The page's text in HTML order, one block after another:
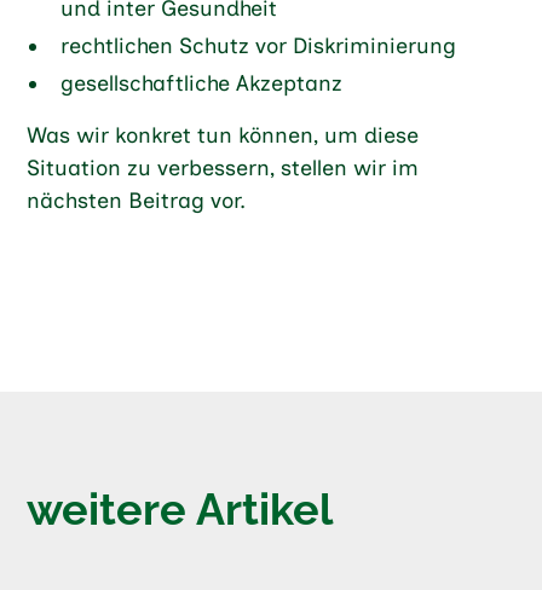
und inter Gesundheit
rechtlichen Schutz vor Diskriminierung
gesellschaftliche Akzeptanz
Was wir konkret tun können, um diese
Situation zu verbessern, stellen wir im
nächsten Beitrag vor.
weitere Artikel